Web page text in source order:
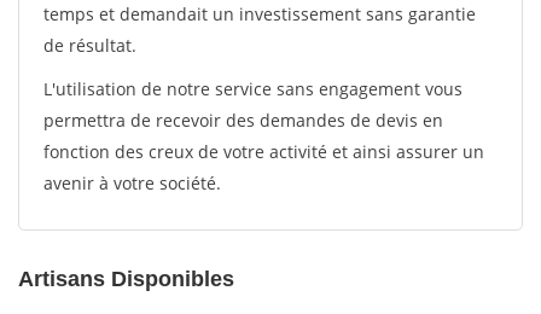
temps et demandait un investissement sans garantie
de résultat.
L'utilisation de notre service sans engagement vous
permettra de recevoir des demandes de devis en
fonction des creux de votre activité et ainsi assurer un
avenir à votre société.
Artisans Disponibles